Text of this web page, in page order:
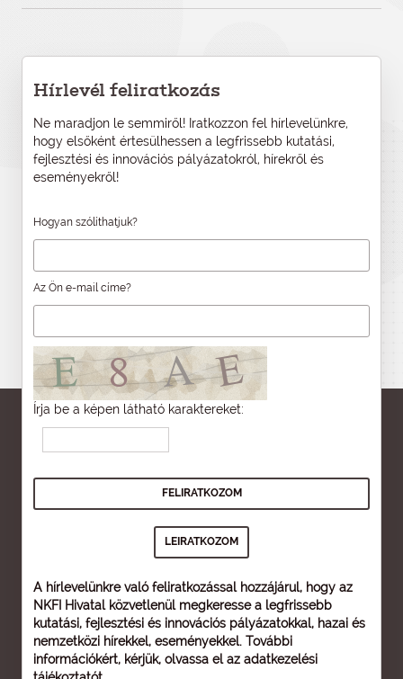
Hírlevél feliratkozás
Ne maradjon le semmiről! Iratkozzon fel hírlevelünkre,
hogy elsőként értesülhessen a legfrissebb kutatási,
fejlesztési és innovációs pályázatokról, hírekről és
eseményekről!
Hogyan szólíthatjuk?
Az Ön e-mail címe?
Írja be a képen látható karaktereket:
A hírlevelünkre való feliratkozással hozzájárul, hogy az
NKFI Hivatal közvetlenül megkeresse a legfrissebb
kutatási, fejlesztési és innovációs pályázatokkal, hazai és
nemzetközi hírekkel, eseményekkel. További
információkért, kérjük, olvassa el az adatkezelési